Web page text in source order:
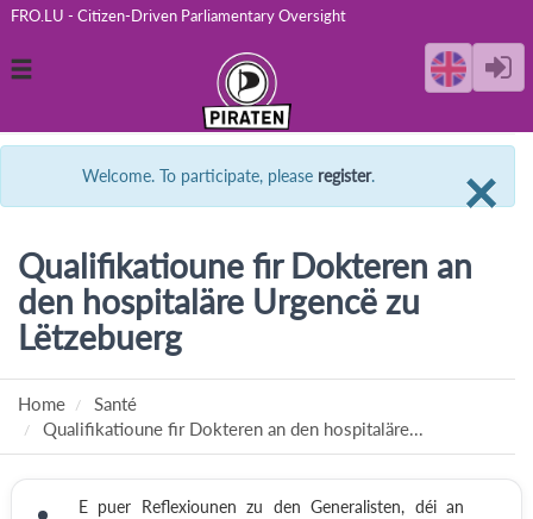
FRO.LU - Citizen-Driven Parliamentary Oversight
Toggle
×
Welcome. To participate, please register.
Qualifikatioune fir Dokteren an
den hospitaläre Urgencë zu
Lëtzebuerg
Home
Santé
Qualifikatioune fir Dokteren an den hospitaläre...
E puer Reflexiounen zu den Generalisten, déi an